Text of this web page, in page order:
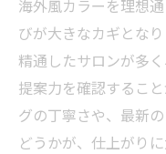
海外風カラーを理想
びが大きなカギとな
精通したサロンが多
提案力を確認するこ
グの丁寧さや、最新
どうかが、仕上がり